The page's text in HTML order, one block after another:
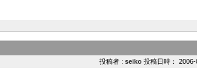
投稿者 : seiko 投稿日時：